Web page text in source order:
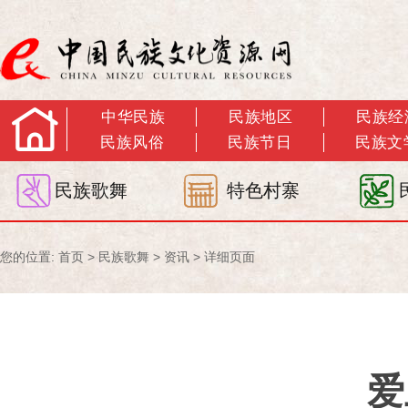
中华民族 民族地区
民族经
民族风俗
民族节日 民族文
民族歌舞 特色村寨
您的位置: 首页 > 民族歌舞 > 资讯 > 详细页面